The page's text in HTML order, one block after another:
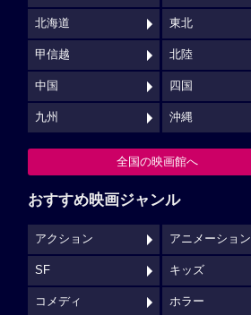
北海道 東北
甲信越 北陸
中国 四国
九州 沖縄
全国の映画館へ
おすすめ映画ジャンル
アクション アニメーション
SF キッズ
コメディ ホラー